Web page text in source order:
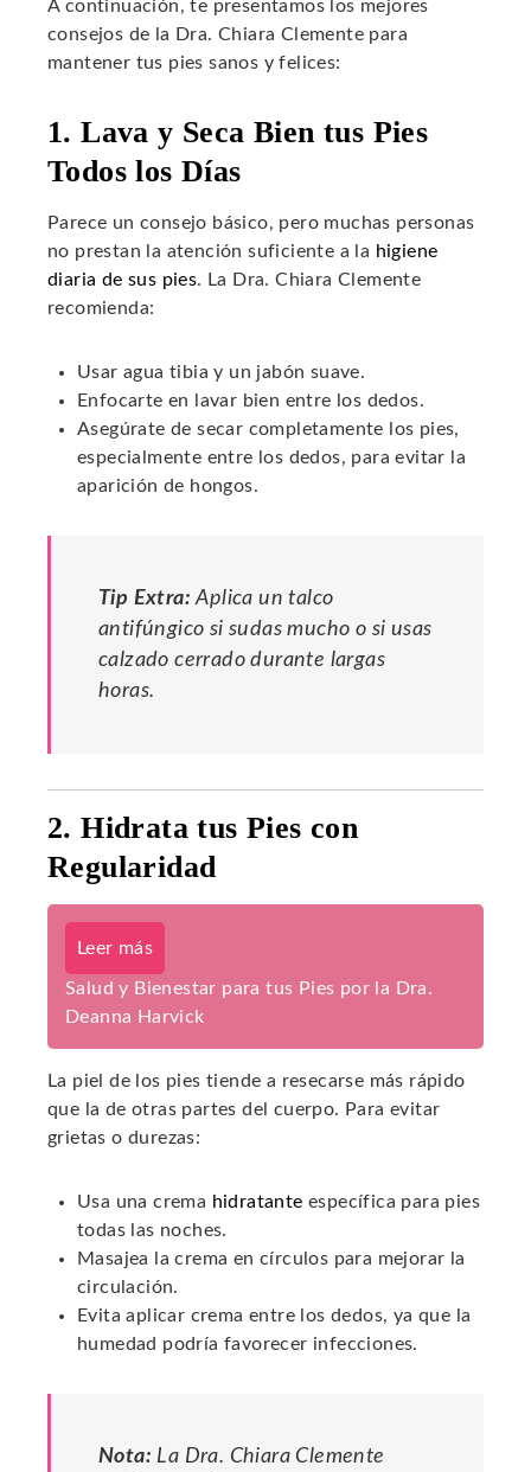
A continuación, te presentamos los mejores
consejos de la Dra. Chiara Clemente para
mantener tus pies sanos y felices:
1. Lava y Seca Bien tus Pies
Todos los Días
Parece un consejo básico, pero muchas personas
no prestan la atención suficiente a la higiene
diaria de sus pies. La Dra. Chiara Clemente
recomienda:
Usar agua tibia y un jabón suave.
Enfocarte en lavar bien entre los dedos.
Asegúrate de secar completamente los pies,
especialmente entre los dedos, para evitar la
aparición de hongos.
Tip Extra: Aplica un talco
antifúngico si sudas mucho o si usas
calzado cerrado durante largas
horas.
2. Hidrata tus Pies con
Regularidad
Leer más
Salud y Bienestar para tus Pies por la Dra.
Deanna Harvick
La piel de los pies tiende a resecarse más rápido
que la de otras partes del cuerpo. Para evitar
grietas o durezas:
Usa una crema hidratante específica para pies
todas las noches.
Masajea la crema en círculos para mejorar la
circulación.
Evita aplicar crema entre los dedos, ya que la
humedad podría favorecer infecciones.
Nota: La Dra. Chiara Clemente